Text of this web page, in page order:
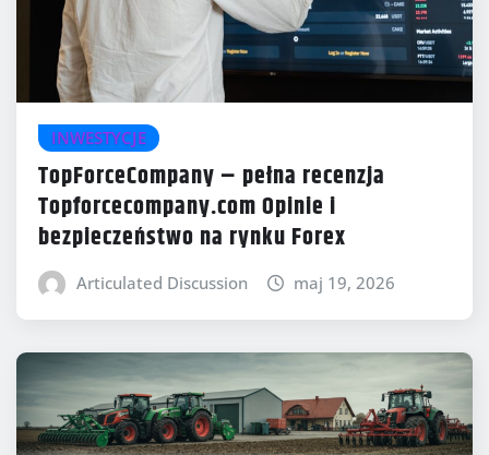
INWESTYCJE
TopForceCompany – pełna recenzja
Topforcecompany.com Opinie i
bezpieczeństwo na rynku Forex
Articulated Discussion maj 19, 2026